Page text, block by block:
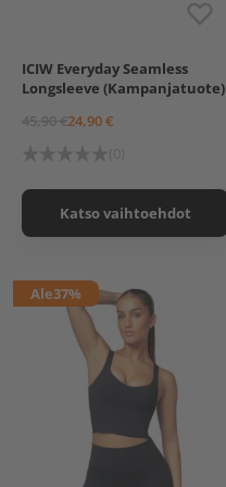
White
White, L
White, XXL
ICIW Everyday Seamless
Longsleeve (Kampanjatuote)
45,90 €24,90 €
Katso vaihtoehdot
Ale37%